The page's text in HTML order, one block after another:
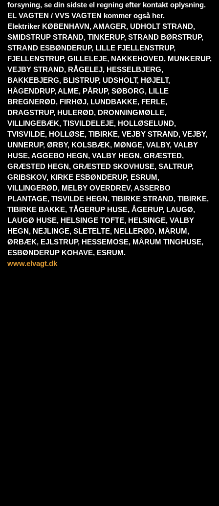
forsyning, se din sidste el regning efter kontakt oplysning.
EL VAGTEN / VVS VAGTEN kommer også her.
Elektriker KØBENHAVN, AMAGER, UDHOLT STRAND,
SMIDSTRUP STRAND, TINKERUP, STRAND BØRSTRUP,
STRAND ESBØNDERUP, LILLE FJELLENSTRUP,
FJELLENSTRUP, GILLELEJE, NAKKEHOVED, MUNKERUP,
VEJBY STRAND, RÅGELEJ, HESSELBJERG,
BAKKEBJERG, BLISTRUP, UDSHOLT, HØJELT,
HÅGENDRUP, ALME, PÅRUP, SØBORG, LILLE
BREGNERØD, FIRHØJ, LUNDBAKKE, FERLE,
DRAGSTRUP, HULERØD, DRONNINGMØLLE,
VILLINGEBÆK, TISVILDELEJE, HOLLØSELUND,
TVISVILDE, HOLLØSE, TIBIRKE, VEJBY STRAND, VEJBY,
UNNERUP, ØRBY, KOLSBÆK, MØNGE, VALBY, VALBY
HUSE, AGGEBO HEGN, VALBY HEGN, GRÆSTED,
GRÆSTED HEGN, GRÆSTED SKOVHUSE, SALTRUP,
GRIBSKOV, KIRKE ESBØNDERUP, ESRUM,
VILLINGERØD, MELBY OVERDREV, ASSERBO
PLANTAGE, TISVILDE HEGN, TIBIRKE STRAND, TIBIRKE,
TIBIRKE BAKKE, TÅGERUP HUSE, ÅGERUP, LAUGØ,
LAUGØ HUSE, HELSINGE TOFTE, HELSINGE, VALBY
HEGN, NEJLINGE, SLETELTE, NELLERØD, MÅRUM,
ØRBÆK, EJLSTRUP, HESSEMOSE, MÅRUM TINGHUSE,
ESBØNDERUP KOHAVE, ESRUM.
www.elvagt.dk